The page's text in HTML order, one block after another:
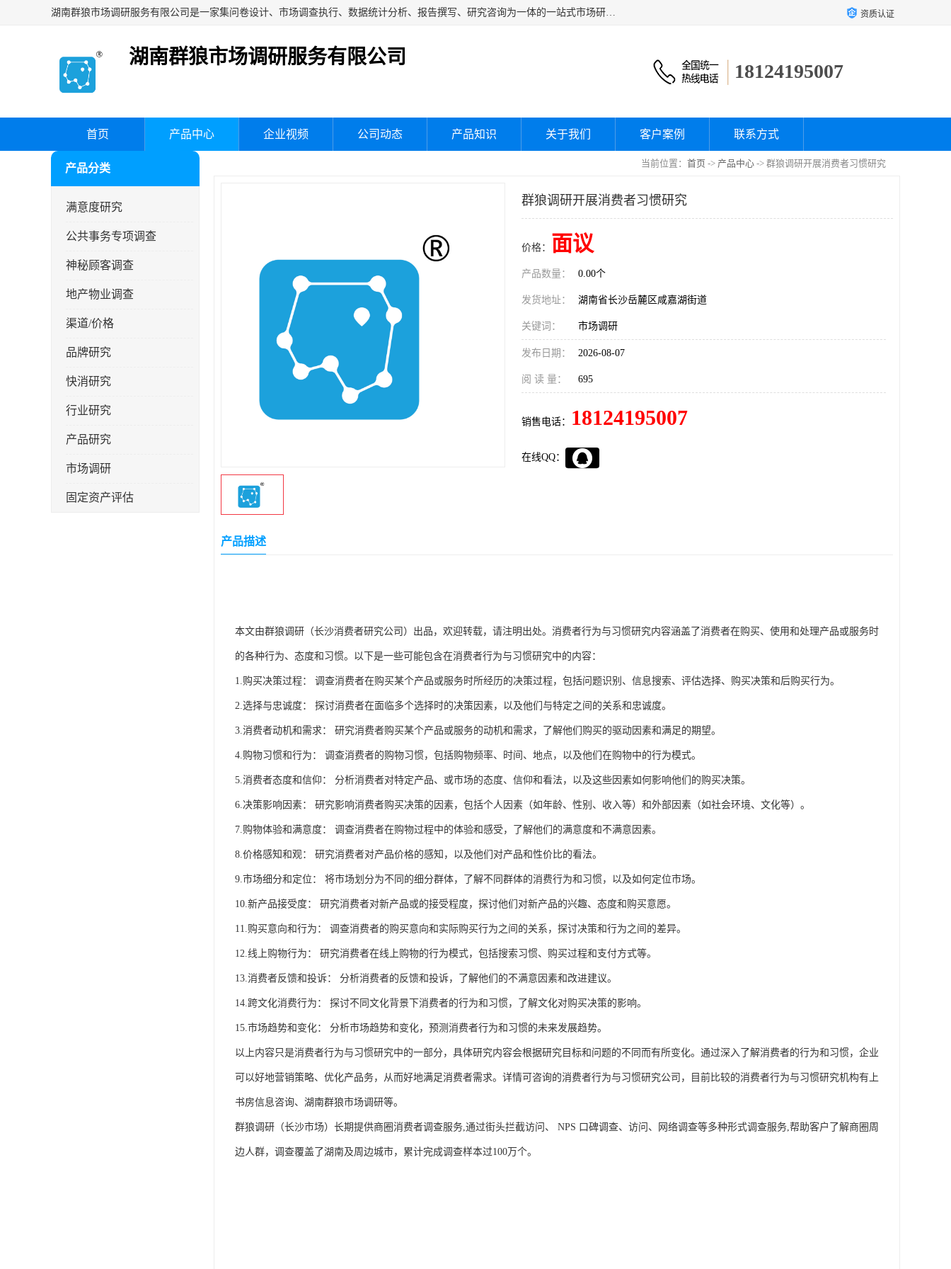
湖南群狼市场调研服务有限公司是一家集问卷设计、市场调查执行、数据统计分析、报告撰写、研究咨询为一体的一站式市场研究服务机构，主要服务：市场调研、三方评估、满意度研究、快消研究、地产物业调查、品牌研究、神秘顾客调查、行业研究、产品研究、公共事务专项调查等。 资质认证
湖南群狼市场调研服务有限公司
18124195007
首页 产品中心 企业视频 公司动态 产品知识 关于我们 客户案例 联系方式
当前位置： 首页 -> 产品中心 -> 群狼调研开展消费者习惯研究
产品分类
满意度研究
公共事务专项调查
神秘顾客调查
地产物业调查
渠道/价格
品牌研究
快消研究
行业研究
产品研究
市场调研
固定资产评估
群狼调研开展消费者习惯研究
价格： 面议
产品数量： 0.00个
发货地址： 湖南省长沙岳麓区咸嘉湖街道
关键词： 市场调研
发布日期： 2026-08-07
阅 读 量： 695
销售电话： 18124195007
在线QQ：
产品描述
本文由群狼调研（长沙消费者研究公司）出品，欢迎转载，请注明出处。消费者行为与习惯研究内容涵盖了消费者在购买、使用和处理产品或服务时
的各种行为、态度和习惯。以下是一些可能包含在消费者行为与习惯研究中的内容：
1.购买决策过程： 调查消费者在购买某个产品或服务时所经历的决策过程，包括问题识别、信息搜索、评估选择、购买决策和后购买行为。
2.选择与忠诚度： 探讨消费者在面临多个选择时的决策因素，以及他们与特定之间的关系和忠诚度。
3.消费者动机和需求： 研究消费者购买某个产品或服务的动机和需求，了解他们购买的驱动因素和满足的期望。
4.购物习惯和行为： 调查消费者的购物习惯，包括购物频率、时间、地点，以及他们在购物中的行为模式。
5.消费者态度和信仰： 分析消费者对特定产品、或市场的态度、信仰和看法，以及这些因素如何影响他们的购买决策。
6.决策影响因素： 研究影响消费者购买决策的因素，包括个人因素（如年龄、性别、收入等）和外部因素（如社会环境、文化等）。
7.购物体验和满意度： 调查消费者在购物过程中的体验和感受，了解他们的满意度和不满意因素。
8.价格感知和观： 研究消费者对产品价格的感知，以及他们对产品和性价比的看法。
9.市场细分和定位： 将市场划分为不同的细分群体，了解不同群体的消费行为和习惯，以及如何定位市场。
10.新产品接受度： 研究消费者对新产品或的接受程度，探讨他们对新产品的兴趣、态度和购买意愿。
11.购买意向和行为： 调查消费者的购买意向和实际购买行为之间的关系，探讨决策和行为之间的差异。
12.线上购物行为： 研究消费者在线上购物的行为模式，包括搜索习惯、购买过程和支付方式等。
13.消费者反馈和投诉： 分析消费者的反馈和投诉，了解他们的不满意因素和改进建议。
14.跨文化消费行为： 探讨不同文化背景下消费者的行为和习惯，了解文化对购买决策的影响。
15.市场趋势和变化： 分析市场趋势和变化，预测消费者行为和习惯的未来发展趋势。
以上内容只是消费者行为与习惯研究中的一部分，具体研究内容会根据研究目标和问题的不同而有所变化。通过深入了解消费者的行为和习惯，企业
可以好地营销策略、优化产品务，从而好地满足消费者需求。详情可咨询的消费者行为与习惯研究公司，目前比较的消费者行为与习惯研究机构有上
书房信息咨询、湖南群狼市场调研等。
群狼调研（长沙市场）长期提供商圈消费者调查服务,通过街头拦截访问、 NPS 口碑调查、访问、网络调查等多种形式调查服务,帮助客户了解商圈周
边人群，调查覆盖了湖南及周边城市，累计完成调查样本过100万个。